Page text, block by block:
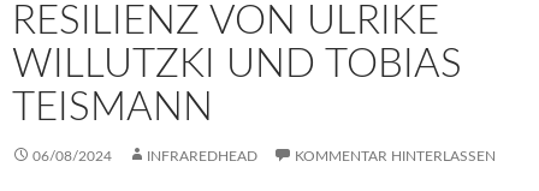
RESILIENZ VON ULRIKE
WILLUTZKI UND TOBIAS
TEISMANN
06/08/2024 INFRAREDHEAD KOMMENTAR HINTERLASSEN